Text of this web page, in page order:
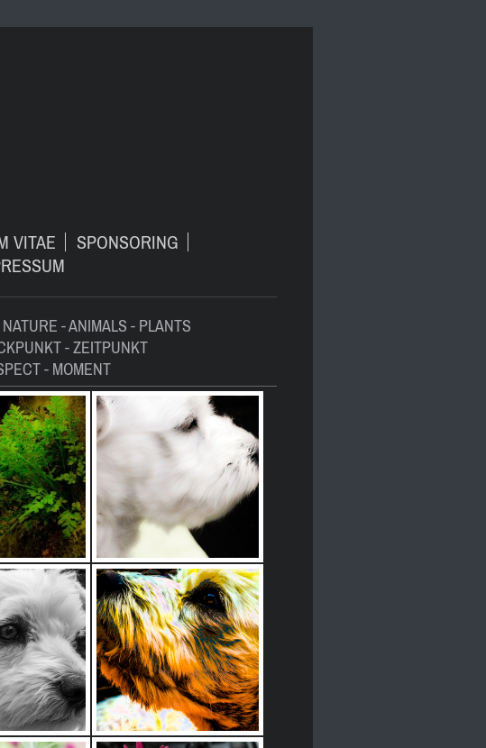
VITAE
SPONSORING
- ANIMALS - PLANTS
- ZEITPUNKT
- MOMENT